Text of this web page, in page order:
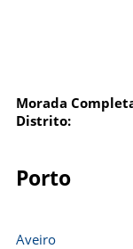
Morada
Distrito:
Porto
Aveiro